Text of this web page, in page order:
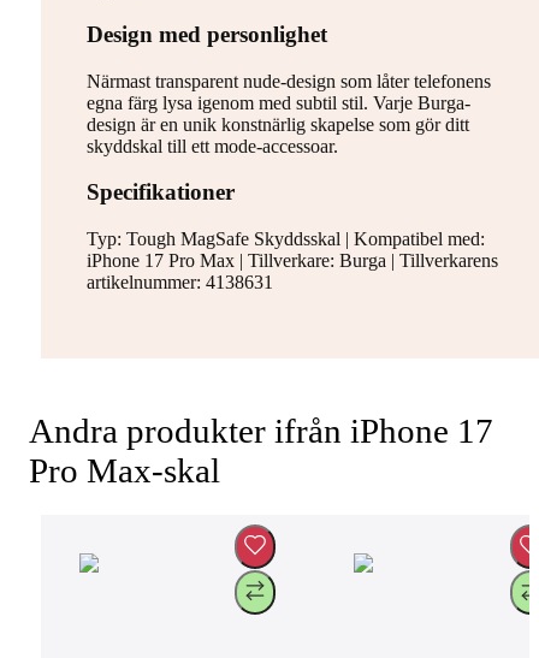
Design med personlighet
Närmast transparent nude-design som låter telefonens
egna färg lysa igenom med subtil stil. Varje Burga-
design är en unik konstnärlig skapelse som gör ditt
skyddskal till ett mode-accessoar.
Specifikationer
Typ: Tough MagSafe Skyddsskal | Kompatibel med:
iPhone 17 Pro Max | Tillverkare: Burga | Tillverkarens
artikelnummer: 4138631
Andra produkter ifrån iPhone 17
Pro Max-skal